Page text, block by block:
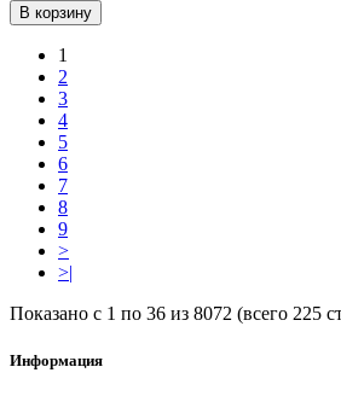
В корзину
1
2
3
4
5
6
7
8
9
>
>|
Показано с 1 по 36 из 8072 (всего 225
Информация